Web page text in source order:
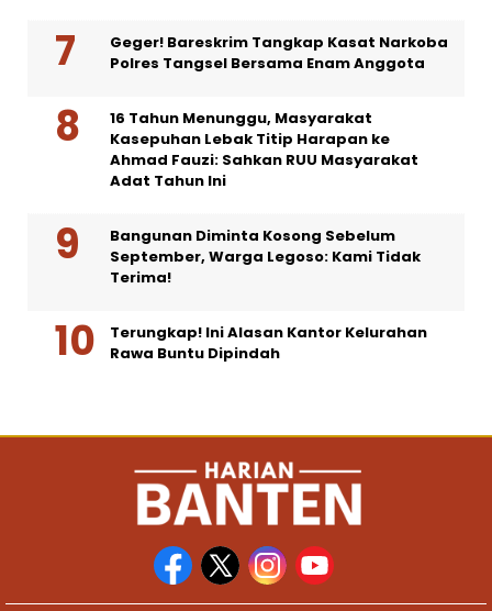
Geger! Bareskrim Tangkap Kasat Narkoba
Polres Tangsel Bersama Enam Anggota
16 Tahun Menunggu, Masyarakat
Kasepuhan Lebak Titip Harapan ke
Ahmad Fauzi: Sahkan RUU Masyarakat
Adat Tahun Ini
Bangunan Diminta Kosong Sebelum
September, Warga Legoso: Kami Tidak
Terima!
Terungkap! Ini Alasan Kantor Kelurahan
Rawa Buntu Dipindah